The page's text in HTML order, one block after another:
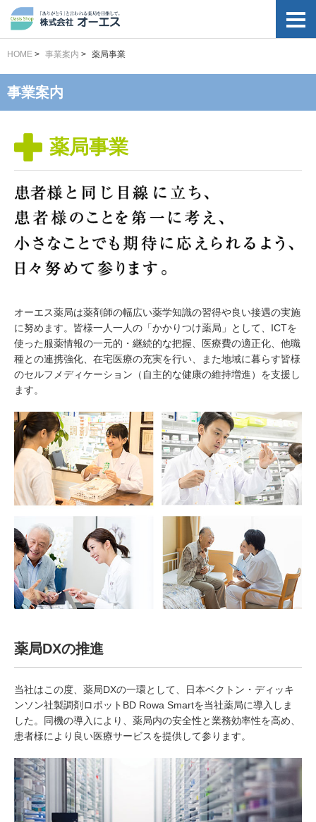
HOME > 事業案内 > 薬局事業
事業案内
薬局事業
オーエス薬局は薬剤師の幅広い薬学知識の習得や良い接遇の実施
に努めます。皆様一人一人の「かかりつけ薬局」として、ICTを
使った服薬情報の一元的・継続的な把握、医療費の適正化、他職
種との連携強化、在宅医療の充実を行い、また地域に暮らす皆様
のセルフメディケーション（自主的な健康の維持増進）を支援し
ます。
薬局DXの推進
当社はこの度、薬局DXの一環として、日本ベクトン・ディッキ
ンソン社製調剤ロボットBD Rowa Smartを当社薬局に導入しま
した。同機の導入により、薬局内の安全性と業務効率性を高め、
患者様により良い医療サービスを提供して参ります。